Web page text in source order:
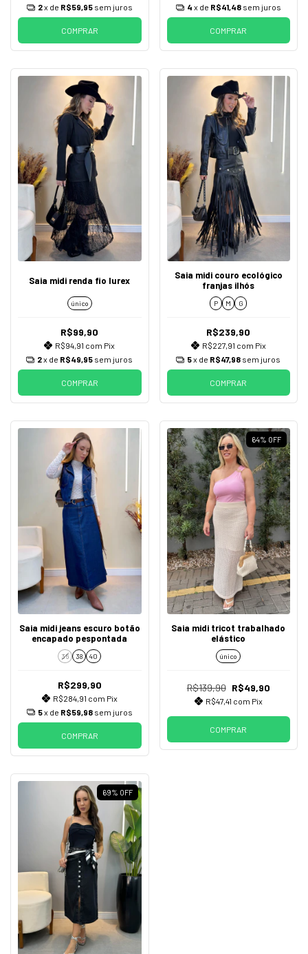
2x de R$59,95 sem juros
COMPRAR
4 x de R$41,48 sem juros
COMPRAR
Saia midi renda fio lurex
único
R$99,90
R$94,91 com Pix
2x de R$49,95 sem juros
COMPRAR
Saia midi couro ecológico
franjas ilhós
P M G
R$239,90
R$227,91 com Pix
5x de R$47,98 sem juros
COMPRAR
Saia midi jeans escuro botão
encapado pespontada
36 38 40
R$299,90
R$284,91 com Pix
5x de R$59,98 sem juros
COMPRAR
64% OFF
Saia midi tricot trabalhado
elástico
único
R$139,90 R$49,90
R$47,41 com Pix
COMPRAR
69% OFF